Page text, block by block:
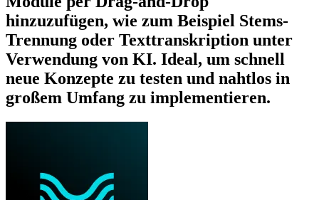
hinzuzufügen, wie zum Beispiel Stems-
Trennung oder Texttranskription unter
Verwendung von KI. Ideal, um schnell
neue Konzepte zu testen und nahtlos in
großem Umfang zu implementieren.